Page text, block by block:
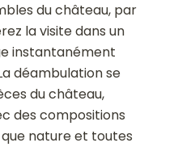
du château, par
la visite dans un
instantanément
déambulation se
du château,
des compositions
nature et toutes